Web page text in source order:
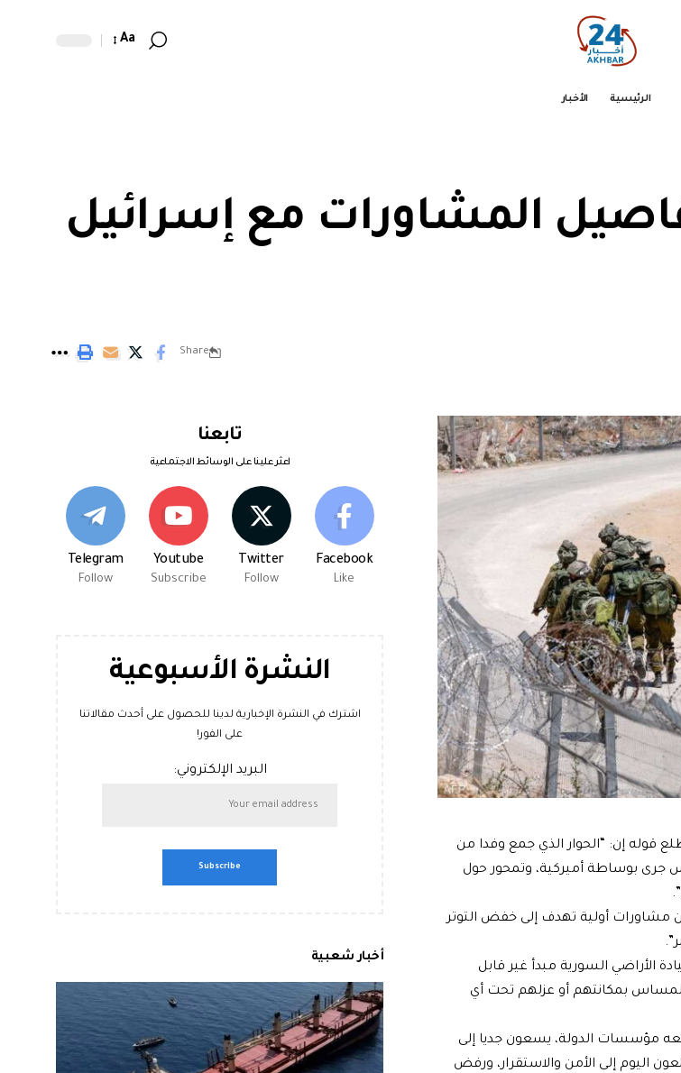
Aa
الرئيسية الأخبار
المشاورات مع إسرائيل
Share
قوله إن: “الحوار الذي جمع وفدا من
جرى بوساطة أميركية، وتمحور حول
مشاورات أولية تهدف إلى خفض التوتر
الأراضي السورية مبدأ غير قابل
المساس بمكانتهم أو عزلهم تحت أي
مؤسسات الدولة، يسعون جديا إلى
اليوم إلى الأمن والاستقرار، ورفض
تابعنا
اعثر علينا على الوسائط الاجتماعية
Facebook
Like
Twitter
Follow
Youtube
Subscribe
Telegram
Follow
النشرة الأسبوعية
اشترك في النشرة الإخبارية لدينا للحصول على أحدث مقالاتنا
على الفور!
البريد الإلكتروني:
أخبار شعبية